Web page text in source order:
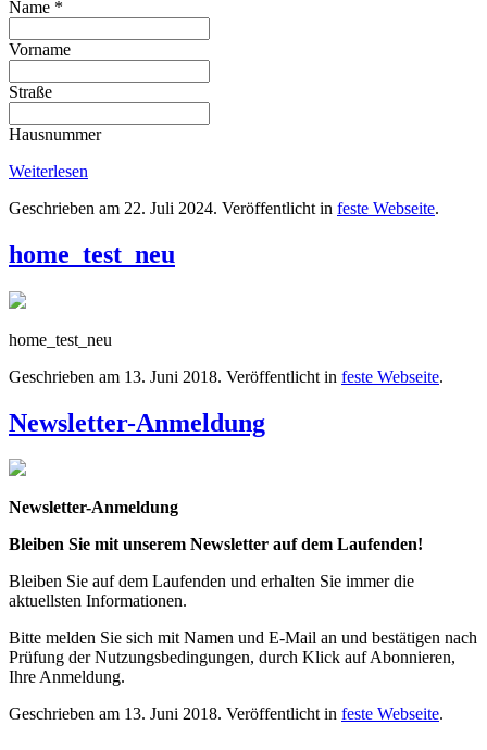
Name *
Vorname
Straße
Hausnummer
Weiterlesen
Geschrieben am 22. Juli 2024. Veröffentlicht in feste Webseite.
home_test_neu
home_test_neu
Geschrieben am 13. Juni 2018. Veröffentlicht in feste Webseite.
Newsletter-Anmeldung
Newsletter-Anmeldung
Bleiben Sie mit unserem Newsletter auf dem Laufenden!
Bleiben Sie auf dem Laufenden und erhalten Sie immer die
aktuellsten Informationen.
Bitte melden Sie sich mit Namen und E-Mail an und bestätigen nach
Prüfung der Nutzungsbedingungen, durch Klick auf Abonnieren,
Ihre Anmeldung.
Geschrieben am 13. Juni 2018. Veröffentlicht in feste Webseite.